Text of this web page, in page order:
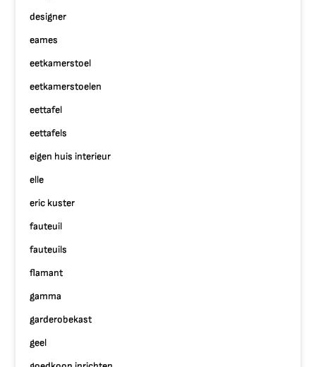
designer
eames
eetkamerstoel
eetkamerstoelen
eettafel
eettafels
eigen huis interieur
elle
eric kuster
fauteuil
fauteuils
flamant
gamma
garderobekast
geel